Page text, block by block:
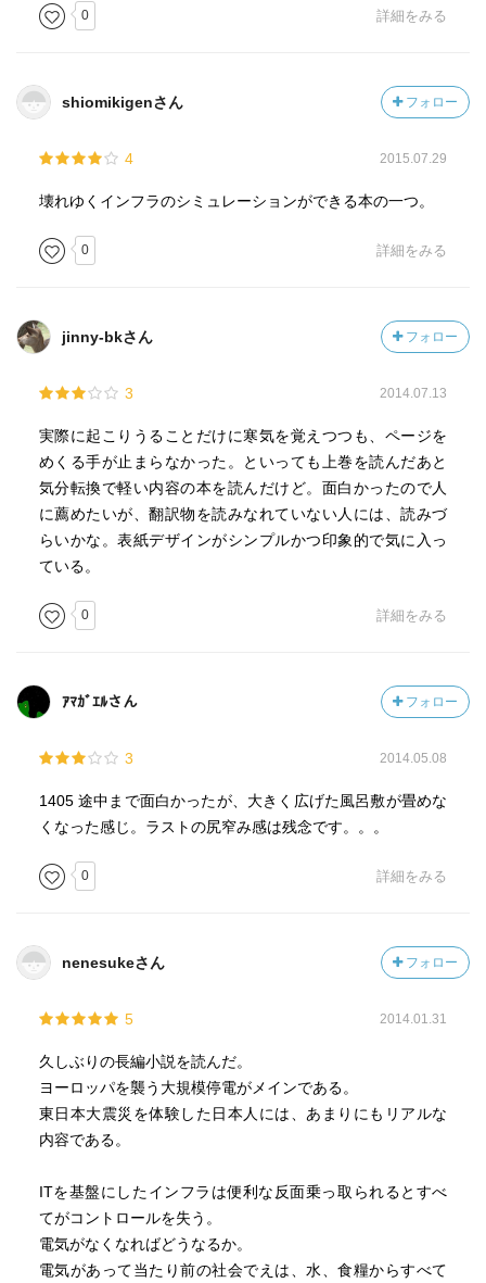
0 詳細をみる
shiomikigenさん フォロー
4 2015.07.29
壊れゆくインフラのシミュレーションができる本の一つ。
0 詳細をみる
jinny-bkさん フォロー
3 2014.07.13
実際に起こりうることだけに寒気を覚えつつも、ページを
めくる手が止まらなかった。といっても上巻を読んだあと
気分転換で軽い内容の本を読んだけど。面白かったので人
に薦めたいが、翻訳物を読みなれていない人には、読みづ
らいかな。表紙デザインがシンプルかつ印象的で気に入っ
ている。
0 詳細をみる
ｱﾏｶﾞｴﾙさん フォロー
3 2014.05.08
1405 途中まで面白かったが、大きく広げた風呂敷が畳めな
くなった感じ。ラストの尻窄み感は残念です。。。
0 詳細をみる
nenesukeさん フォロー
5 2014.01.31
久しぶりの長編小説を読んだ。
ヨーロッパを襲う大規模停電がメインである。
東日本大震災を体験した日本人には、あまりにもリアルな
内容である。
ITを基盤にしたインフラは便利な反面乗っ取られるとすべ
てがコントロールを失う。
電気がなくなればどうなるか。
電気があって当たり前の社会でえは、水、食糧からすべて